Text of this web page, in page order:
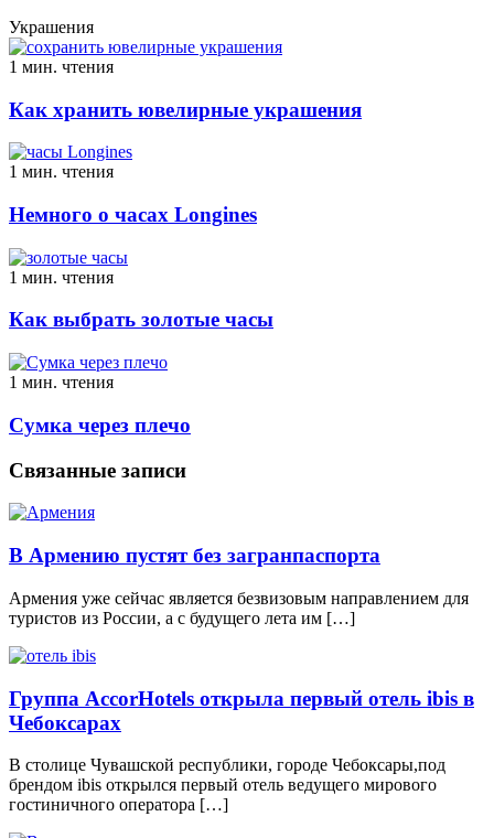
Украшения
1 мин. чтения
Как хранить ювелирные украшения
1 мин. чтения
Немного о часах Longines
1 мин. чтения
Как выбрать золотые часы
1 мин. чтения
Сумка через плечо
Связанные записи
В Армению пустят без загранпаспорта
Армения уже сейчас является безвизовым направлением для
туристов из России, а с будущего лета им […]
Группа AccorHotels открыла первый отель ibis в
Чебоксарах
В столице Чувашской республики, городе Чебоксары,под
брендом ibis открылся первый отель ведущего мирового
гостиничного оператора […]